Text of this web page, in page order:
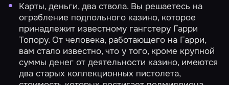
Карты, деньги, два ствола. Вы решаетесь на
ограбление подпольного казино, которое
принадлежит известному гангстеру Гарри
Топору. От человека, работающего на Гарри,
вам стало известно, что у того, кроме крупной
суммы денег от деятельности казино, имеются
два старых коллекционных пистолета,